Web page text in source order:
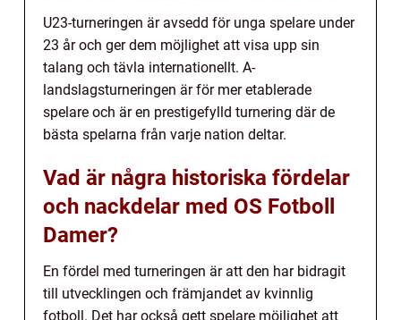
U23-turneringen är avsedd för unga spelare under
23 år och ger dem möjlighet att visa upp sin
talang och tävla internationellt. A-
landslagsturneringen är för mer etablerade
spelare och är en prestigefylld turnering där de
bästa spelarna från varje nation deltar.
Vad är några historiska fördelar
och nackdelar med OS Fotboll
Damer?
En fördel med turneringen är att den har bidragit
till utvecklingen och främjandet av kvinnlig
fotboll. Det har också gett spelare möjlighet att